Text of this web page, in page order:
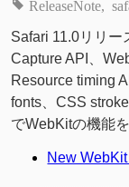
ReleaseNote
Safari 11.0リリ
Capture API、
Resource timing
fonts、CSS
でWebKitの機能
New